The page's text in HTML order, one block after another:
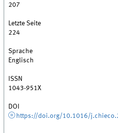
207
Letzte Seite
224
Sprache
Englisch
ISSN
1043-951X
DOI
https://doi.org/10.1016/